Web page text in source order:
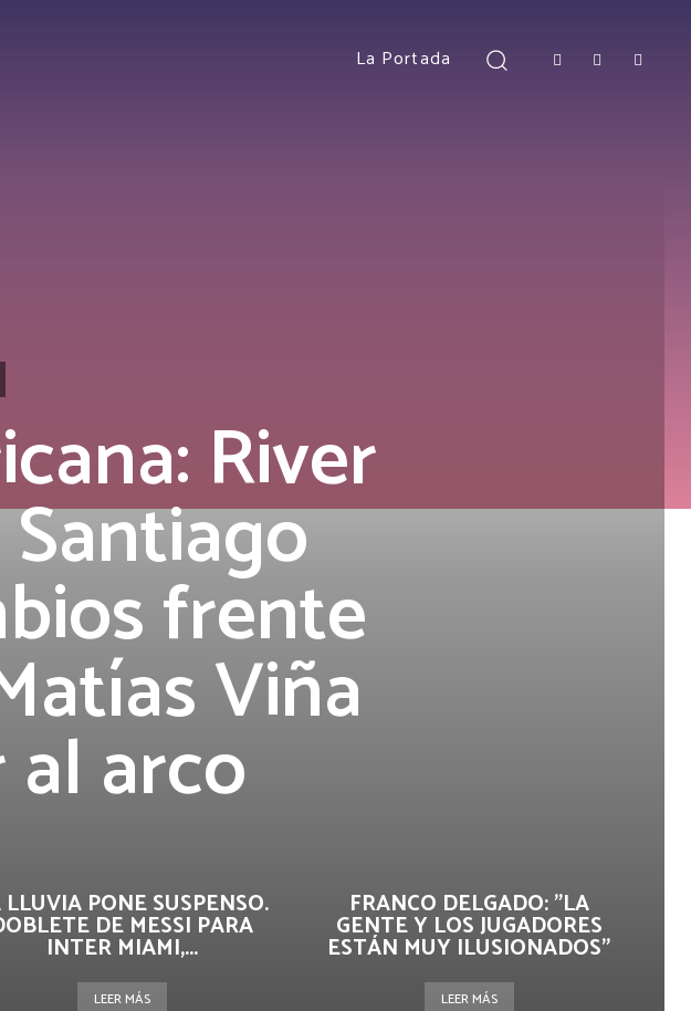
La Portada
River
frente
Viña
arco
LLUVIA PONE SUSPENSO.
DE MESSI PARA
INTER MIAMI,...
LEER MÁS
FRANCO DELGADO: "LA
GENTE Y LOS JUGADORES
ESTÁN MUY ILUSIONADOS"
LEER MÁS